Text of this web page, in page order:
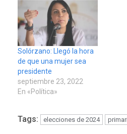
Solórzano: Llegó la hora
de que una mujer sea
presidente
septiembre 23, 2022
En «Política»
Tags: elecciones de 2024